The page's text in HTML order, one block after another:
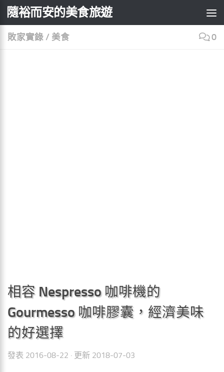
Skip to content
隨裕而安的美食旅遊
敗家實錄 / 美食 0
相容 Nespresso 咖啡機的
Gourmesso 咖啡膠囊，經濟美味
的好選擇
發表 2016-08-22 · 更新 2018-07-03